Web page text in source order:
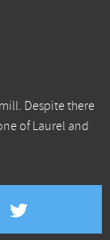
Despite there
of Laurel and